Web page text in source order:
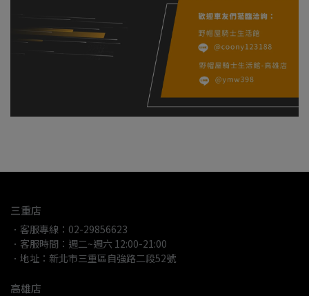
三重店
．客服專線：02-29856623
．客服時間：週二~週六 12:00-21:00
．地址：新北市三重區自強路二段52號
高雄店